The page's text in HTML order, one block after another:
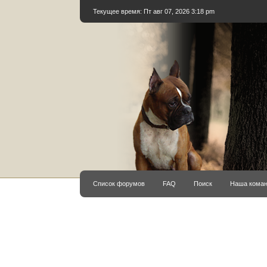
Текущее время: Пт авг 07, 2026 3:18 pm
Список форумов FAQ Поиск Наша